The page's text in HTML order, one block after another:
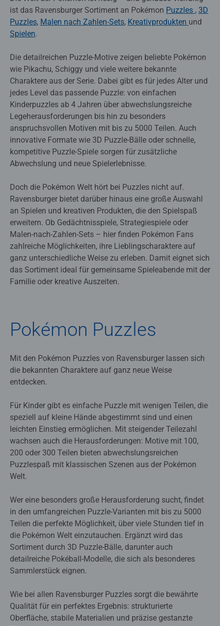
ist das Ravensburger Sortiment an Pokémon Puzzles , 3D
Puzzles, Malen nach Zahlen-Sets, Kreativprodukten und
Spielen.
Die detailreichen Puzzle-Motive zeigen beliebte Pokémon
wie Pikachu, Schiggy und viele weitere bekannte
Charaktere aus der Serie. Dabei gibt es für jedes Alter und
jedes Level das passende Puzzle: von einfachen
Kinderpuzzles ab 4 Jahren über abwechslungsreiche
Legeherausforderungen bis hin zu besonders
anspruchsvollen Motiven mit bis zu 5000 Teilen. Auch
innovative Formate wie 3D Puzzle-Bälle oder schnelle,
kompetitive Puzzle-Spiele sorgen für zusätzliche
Abwechslung und neue Spielerlebnisse.
Doch die Pokémon Welt hört bei Puzzles nicht auf.
Ravensburger bietet darüber hinaus eine große Auswahl
an Spielen und kreativen Produkten, die den Spielspaß
erweitern. Ob Gedächtnisspiele, Strategiespiele oder
Malen-nach-Zahlen-Sets – hier finden Pokémon Fans
zahlreiche Möglichkeiten, ihre Lieblingscharaktere auf
ganz unterschiedliche Weise zu erleben. Damit eignet sich
das Sortiment ideal für gemeinsame Spieleabende mit der
Familie oder kreative Auszeiten.
Pokémon Puzzles
Mit den Pokémon Puzzles von Ravensburger lassen sich
die bekannten Charaktere auf ganz neue Weise
entdecken.
Für Kinder gibt es einfache Puzzle mit wenigen Teilen, die
speziell auf kleine Hände abgestimmt sind und einen
leichten Einstieg ermöglichen. Mit steigender Teilezahl
wachsen auch die Herausforderungen: Motive mit 100,
200 oder 300 Teilen bieten abwechslungsreichen
Puzzlespaß mit klassischen Szenen aus der Pokémon
Welt.
Wer eine besonders große Herausforderung sucht, findet
in den umfangreichen Puzzle-Varianten mit bis zu 5000
Teilen die perfekte Möglichkeit, über viele Stunden tief in
die Pokémon Welt einzutauchen. Ergänzt wird das
Sortiment durch 3D Puzzle-Bälle, darunter auch
detailreiche Pokéball-Modelle, die sich als besonderes
Sammlerstück eignen.
Wie bei allen Ravensburger Puzzles sorgt die bewährte
Qualität für ein perfektes Ergebnis: strukturierte
Oberfläche, stabile Materialien und präzise gestanzte